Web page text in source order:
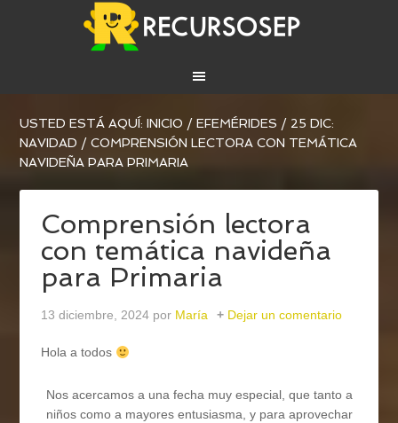
USTED ESTÁ AQUÍ:INICIO / EFEMÉRIDES / 25 DIC:
NAVIDAD / COMPRENSIÓN LECTORA CON TEMÁTICA
NAVIDEÑA PARA PRIMARIA
Comprensión lectora
con temática navideña
para Primaria
13 diciembre, 2024 por María Dejar un comentario
Hola a todos
Nos acercamos a una fecha muy especial, que tanto a
niños como a mayores entusiasma, y para aprovechar